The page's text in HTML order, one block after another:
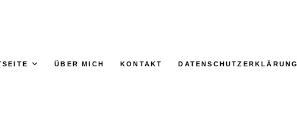
ÜBER MICH KONTAKT DATENSCHUTZERKLÄRUNG